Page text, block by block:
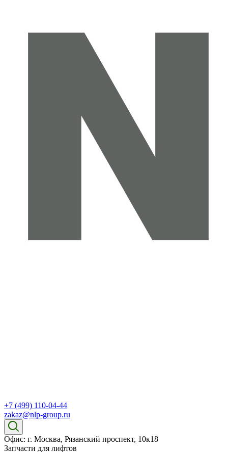
+7 (499) 110-04-44
zakaz@nlp-group.ru
Офис: г. Москва, Рязанский проспект, 10к18
Запчасти для лифтов